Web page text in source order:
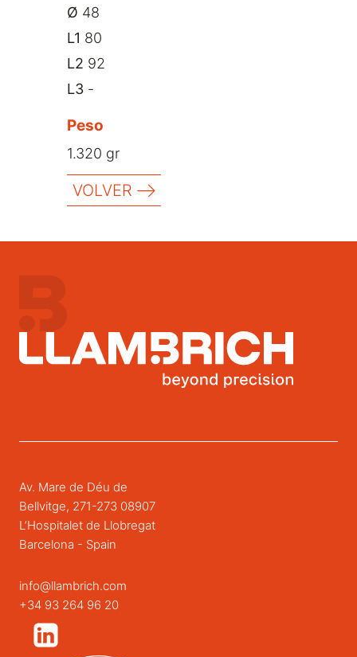
Ø 48
L1 80
L2 92
L3 -
Peso
1.320 gr
VOLVER
Av. Mare de Déu de
Bellvitge, 271-273 08907
L’Hospitalet de Llobregat
Barcelona - Spain
info@llambrich.com
+34 93 264 96 20